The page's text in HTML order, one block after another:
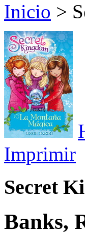
Inicio >
Imprimir
Secret
Banks,